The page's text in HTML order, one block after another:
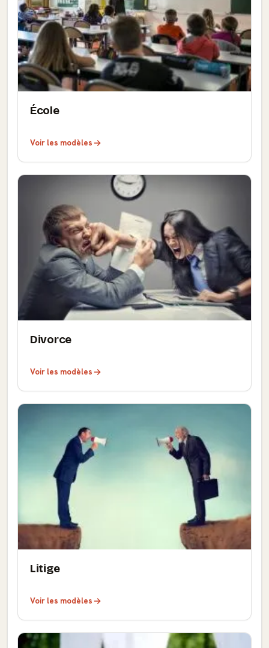
École
Voir les modèles
Divorce
Voir les modèles
Litige
Voir les modèles